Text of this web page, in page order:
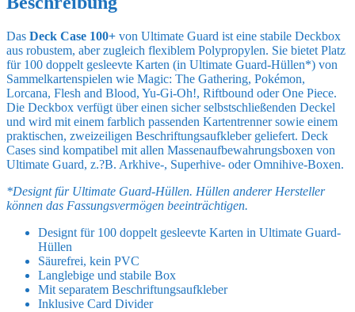
Das Deck Case 100+ von Ultimate Guard ist eine stabile Deckbox
aus robustem, aber zugleich flexiblem Polypropylen. Sie bietet Platz
für 100 doppelt gesleevte Karten (in Ultimate Guard-Hüllen*) von
Sammelkartenspielen wie Magic: The Gathering, Pokémon,
Lorcana, Flesh and Blood, Yu-Gi-Oh!, Riftbound oder One Piece.
Die Deckbox verfügt über einen sicher selbstschließenden Deckel
und wird mit einem farblich passenden Kartentrenner sowie einem
praktischen, zweizeiligen Beschriftungsaufkleber geliefert. Deck
Cases sind kompatibel mit allen Massenaufbewahrungsboxen von
Ultimate Guard, z.?B. Arkhive-, Superhive- oder Omnihive-Boxen.
*Designt für Ultimate Guard-Hüllen. Hüllen anderer Hersteller
können das Fassungsvermögen beeinträchtigen.
Designt für 100 doppelt gesleevte Karten in Ultimate Guard-
Hüllen
Säurefrei, kein PVC
Langlebige und stabile Box
Mit separatem Beschriftungsaufkleber
Inklusive Card Divider